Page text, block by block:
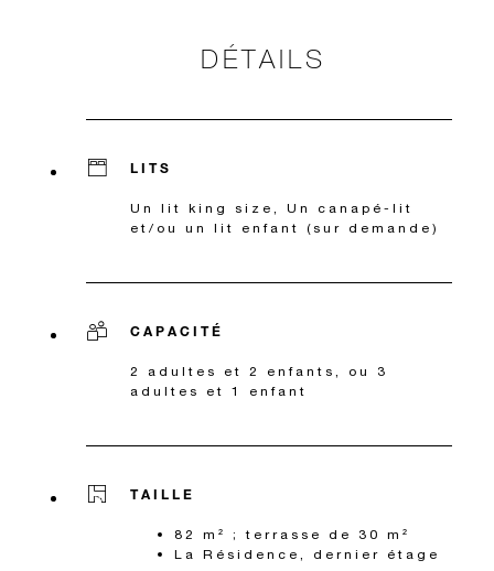
DÉTAILS
LITS
Un lit king size, Un canapé-lit
et/ou un lit enfant (sur demande)
CAPACITÉ
2 adultes et 2 enfants, ou 3
adultes et 1 enfant
TAILLE
82 m² ; terrasse de 30 m²
La Résidence, dernier étage